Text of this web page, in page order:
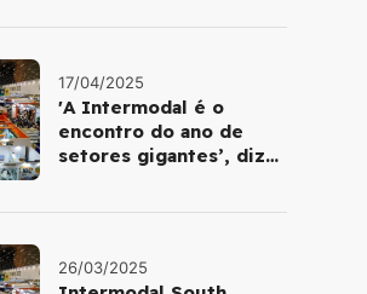
17/04/2025
'A Intermodal é o
encontro do ano de
setores gigantes’, diz
26/03/2025